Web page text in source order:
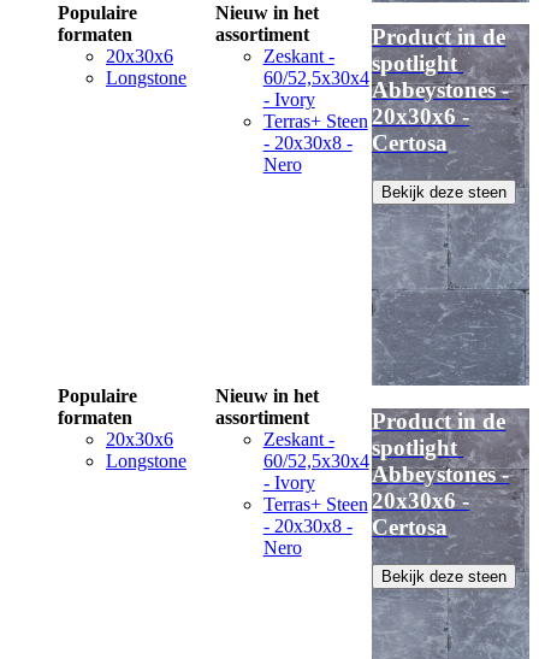
Populaire
formaten
20x30x6
Longstone
Nieuw in het
assortiment
Zeskant -
60/52,5x30x4
- Ivory
Terras+ Steen
- 20x30x8 -
Nero
Product in de
spotlight
Abbeystones -
20x30x6 -
Certosa
Bekijk deze steen
Populaire
formaten
20x30x6
Longstone
Nieuw in het
assortiment
Zeskant -
60/52,5x30x4
- Ivory
Terras+ Steen
- 20x30x8 -
Nero
Product in de
spotlight
Abbeystones -
20x30x6 -
Certosa
Bekijk deze steen